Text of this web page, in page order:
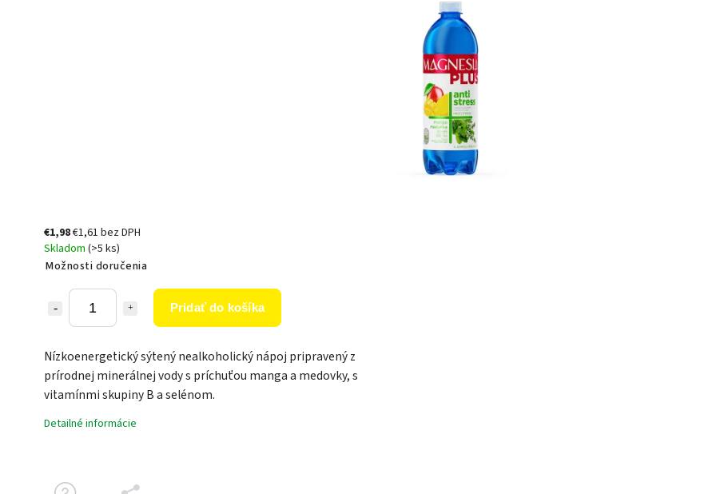
€1,98€1,61 bez DPH
Skladom (>5 ks)
Možnosti doručenia
Pridať do košíka
Nízkoenergetický sýtený nealkoholický nápoj pripravený z
prírodnej minerálnej vody s príchuťou manga a medovky, s
vitamínmi skupiny B a selénom.
Detailné informácie